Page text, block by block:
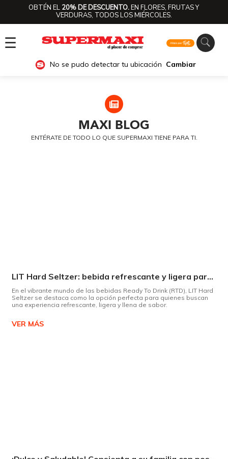
OBTÉN EL 20% DE DESCUENTO.EN FLORES, FRUTAS Y
VERDURAS, TODOS LOS MIÉRCOLES.
☰
No se pudo detectar tu ubicación Cambiar
MAXI BLOG
ENTÉRATE DE TODO LO QUE SUPERMAXI TIENE PARA TI.
LIT Hard Seltzer: bebida refrescante y ligera para disfrutar de este verano
En el vibrante mundo de las bebidas Ready To Drink (RTD), LIT Hard
Seltzer se destaca como la opción perfecta para quienes buscan
una experiencia refrescante, ligera y llena de sabor.
VER MÁS